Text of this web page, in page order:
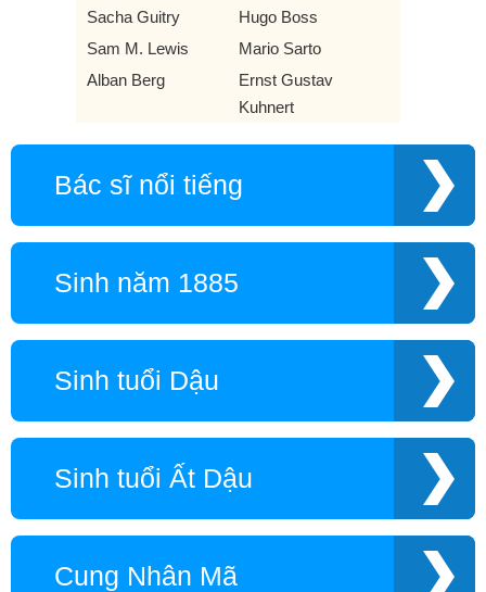
Sacha Guitry
Hugo Boss
Sam M. Lewis
Mario Sarto
Alban Berg
Ernst Gustav
Kuhnert
Bác sĩ nổi tiếng
Sinh năm 1885
Sinh tuổi Dậu
Sinh tuổi Ất Dậu
Cung Nhân Mã